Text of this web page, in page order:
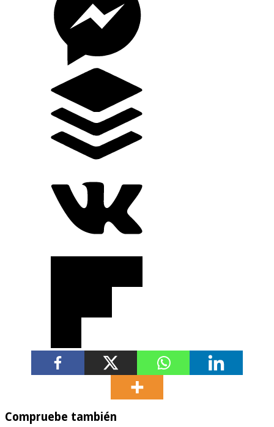
Compruebe también